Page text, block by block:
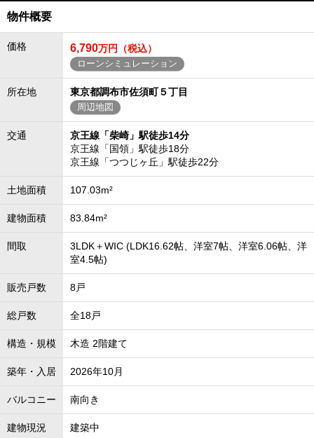
物件概要
価格 6,790万円（税込）
ローンシミュレーション
所在地 東京都調布市佐須町５丁目
周辺地図
交通
京王線「柴崎」駅徒歩14分
京王線「国領」駅徒歩18分
京王線「つつじヶ丘」駅徒歩22分
土地面積 107.03m²
建物面積 83.84m²
間取
3LDK＋WIC (LDK16.62帖、洋室7帖、洋室6.06帖、洋
室4.5帖)
販売戸数 8戸
総戸数 全18戸
構造・規模 木造 2階建て
築年・入居 2026年10月
バルコニー 南向き
建物現況 建築中